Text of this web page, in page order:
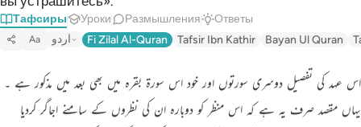
Тафсиры Уроки Размышления Ответы
Aa اردو Fi Zilal Al-Quran Tafsir Ibn Kathir Bayan Ul Quran
اس عہد کی تفصیل دوسری سورتوں اور خود اس سورة بقرہ میں بھی بعد میں مذکور ہے ۔
یہاں مقصد صرف یہ ہے کہ اس منظر کو دوبارہ ان کی نظروں کے سامنے اجاگر کردیا